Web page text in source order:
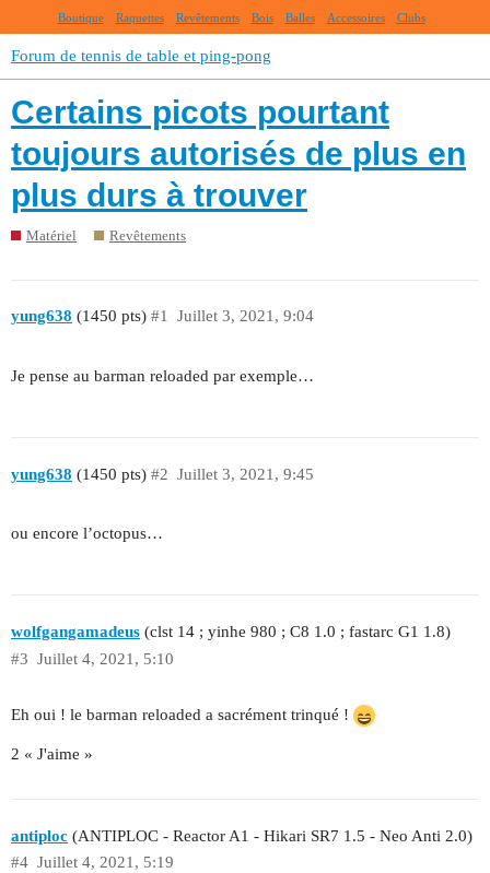
Boutique Raquettes Revêtements Bois Balles Accessoires Clubs
Forum de tennis de table et ping-pong
Certains picots pourtant
toujours autorisés de plus en
plus durs à trouver
Matériel Revêtements
yung638 (1450 pts) Juillet 3, 2021, 9:04
#1
Je pense au barman reloaded par exemple…
yung638 (1450 pts) Juillet 3, 2021, 9:45
#2
ou encore l’octopus…
wolfgangamadeus (clst 14 ; yinhe 980 ; C8 1.0 ; fastarc G1 1.8)
Juillet 4, 2021, 5:10
#3
Eh oui ! le barman reloaded a sacrément trinqué !
2 « J'aime »
antiploc (ANTIPLOC - Reactor A1 - Hikari SR7 1.5 - Neo Anti 2.0)
Juillet 4, 2021, 5:19
#4